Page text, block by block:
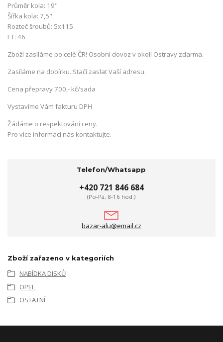
Průměr kola: 19"
Šířka kola: 7,5"
Rozteč šroubů: 5x115
ET: 46
Zboží zasíláme po celé ČR! Osobní dovoz v okolí Ostravy zdarma.
Zasíláme na dobírku. Stačí zaslat Vaší adresu.
Cena přepravy 700,- kč/sada
Vystavíme Vám fakturu DPH
Žádáme o respektování ceny.
Pro více informací nás kontaktujte.
Telefon/Whatsapp
+420 721 846 684
(Po-Pá, 8-16 hod.)
bazar-alu@email.cz
Zboží zařazeno v kategoriích
NABÍDKA DISKŮ
OPEL
OSTATNÍ